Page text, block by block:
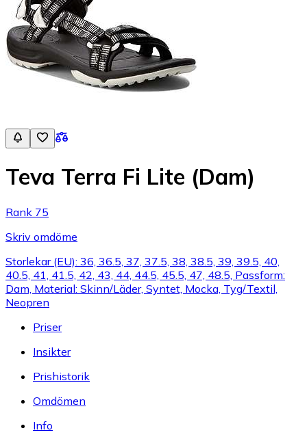
Teva Terra Fi Lite (Dam)
Rank 75
Skriv omdöme
Storlekar (EU): 36, 36.5, 37, 37.5, 38, 38.5, 39, 39.5, 40,
40.5, 41, 41.5, 42, 43, 44, 44.5, 45.5, 47, 48.5, Passform:
Dam, Material: Skinn/Läder, Syntet, Mocka, Tyg/Textil,
Neopren
Priser
Insikter
Prishistorik
Omdömen
Info